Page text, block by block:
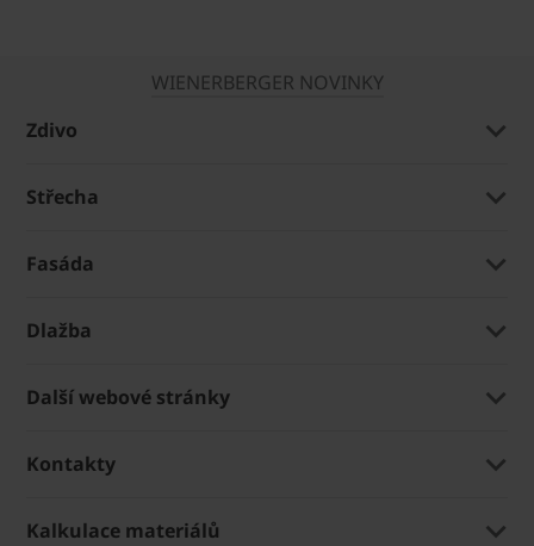
WIENERBERGER NOVINKY
Zdivo
Střecha
Fasáda
Dlažba
Další webové stránky
Kontakty
Kalkulace materiálů